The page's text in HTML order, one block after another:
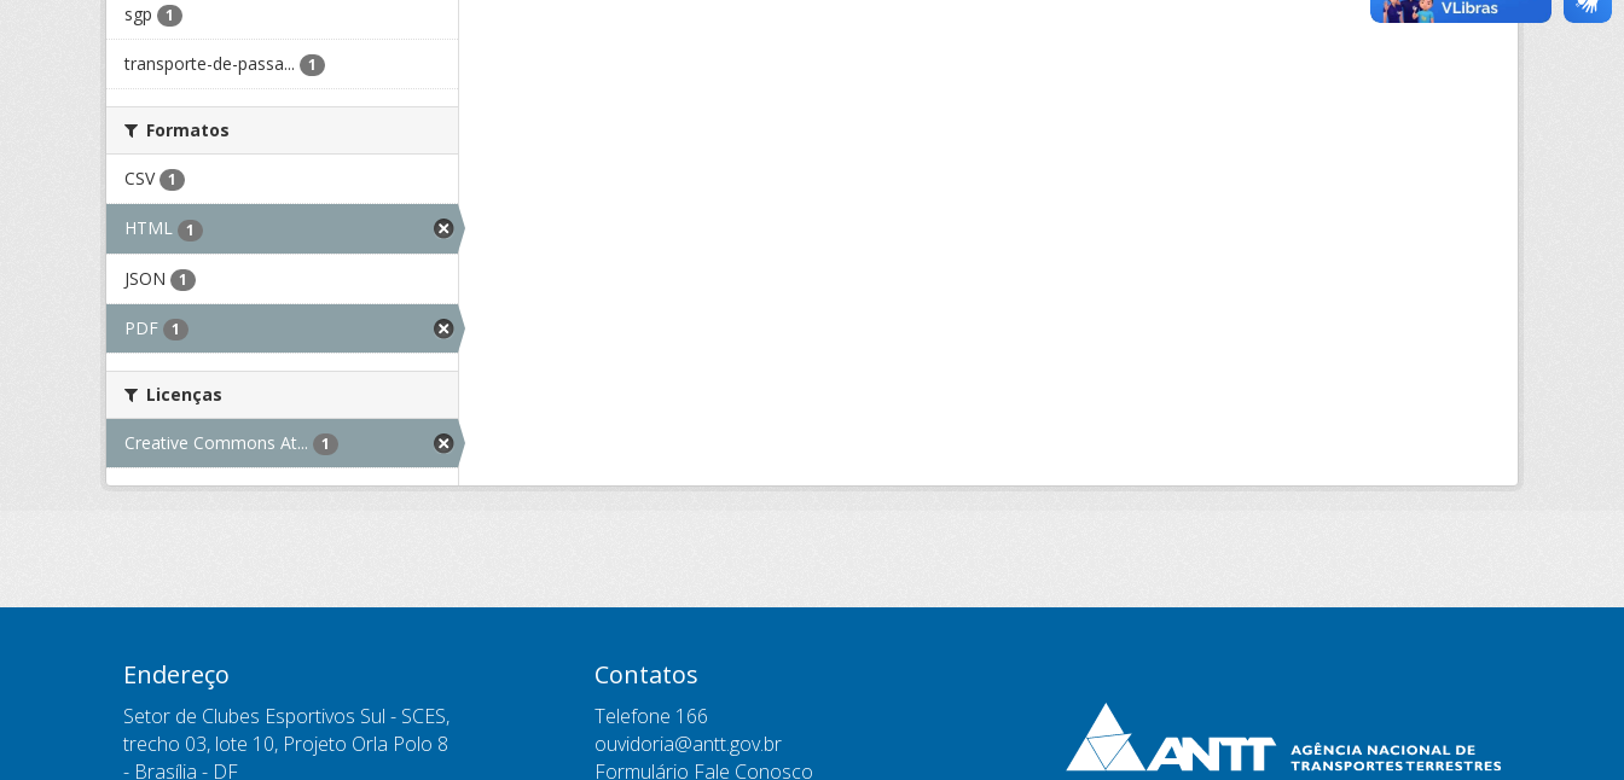
sgp 1
transporte-de-passa... 1
Formatos
CSV 1
HTML 1
JSON 1
PDF 1
Licenças
Creative Commons At... 1
Endereço
Setor de Clubes Esportivos Sul - SCES,
trecho 03, lote 10, Projeto Orla Polo 8
- Brasília - DF
Contatos
Telefone 166
ouvidoria@antt.gov.br
Formulário Fale Conosco